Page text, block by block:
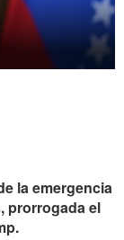
la emergencia
prorrogada el